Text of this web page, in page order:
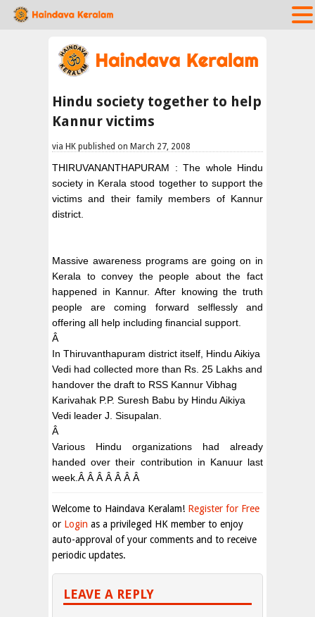
Hindu society together to help
Kannur victims
via HK published on March 27, 2008
THIRUVANANTHAPURAM : The whole Hindu
society in Kerala stood together to support the
victims and their family members of Kannur
district.
Massive awareness programs are going on in
Kerala to convey the people about the fact
happened in Kannur. After knowing the truth
people are coming forward selflessly and
offering all help including financial support.
Â
In Thiruvanthapuram district itself, Hindu Aikiya
Vedi had collected more than Rs. 25 Lakhs and
handover the draft to RSS Kannur Vibhag
Karivahak P.P. Suresh Babu by Hindu Aikiya
Vedi leader J. Sisupalan.
Â
Various Hindu organizations had already
handed over their contribution in Kanuur last
week. Â Â Â Â Â Â Â
Welcome to Haindava Keralam! Register for Free
or Login as a privileged HK member to enjoy
auto-approval of your comments and to receive
periodic updates.
LEAVE A REPLY